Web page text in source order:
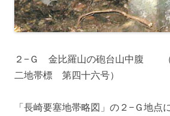
２−Ｇ 金比羅山の砲台山中腹
二地帯標 第四十六号）
「長崎要塞地帯略図」の２−Ｇ地点